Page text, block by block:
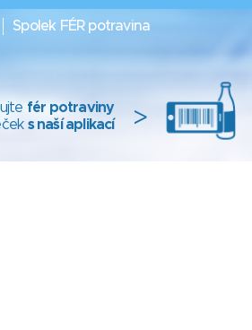
Spolek FÉR potravina
fér potraviny
s naší aplikací >